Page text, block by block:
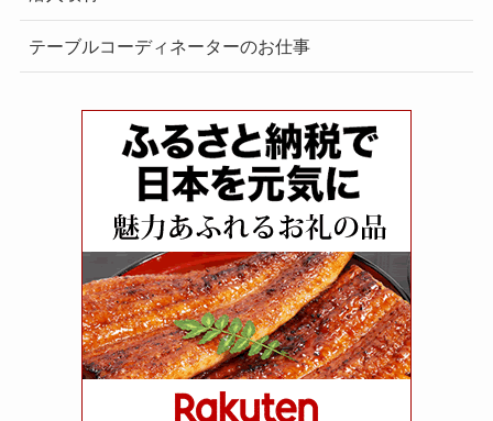
テーブルコーディネーターのお仕事